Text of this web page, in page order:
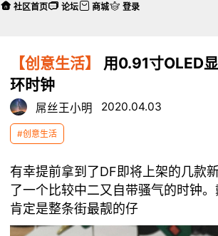
【创意生活】
用0.91寸OLED
环时钟
屌丝王小明 2020.04.03
#创意生活
有幸提前拿到了DF即将上架的几款
了一个比较中二又自带骚气的时钟
肯定是整条街最靓的仔
社区首页 论坛 商城 登录